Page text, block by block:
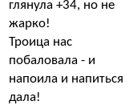
глянула +34, но не
жарко!
Троица нас
побаловала - и
напоила и напиться
дала!